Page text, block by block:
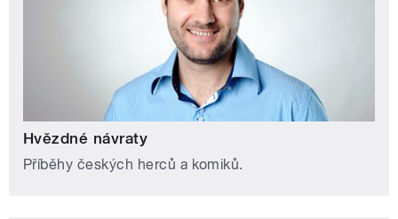
Hvězdné návraty
Příběhy českých herců a komiků.